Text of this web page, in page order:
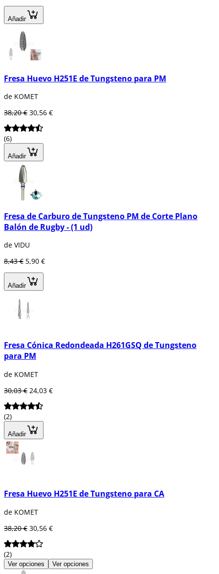
Añadir
Fresa Huevo H251E de Tungsteno para PM
de KOMET
38,20 € 30,56 €
(6)
Añadir
Fresa de Carburo de Tungsteno PM de Corte Plano
Balón de Rugby - (1 ud)
de VIDU
8,43 € 5,90 €
Añadir
Fresa Cónica Redondeada H261GSQ de Tungsteno
para PM
de KOMET
30,03 € 24,03 €
(2)
Añadir
Fresa Huevo H251E de Tungsteno para CA
de KOMET
38,20 € 30,56 €
(2)
Ver opciones Ver opciones